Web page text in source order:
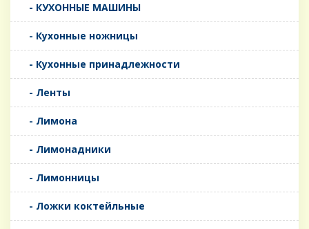
- КУХОННЫЕ МАШИНЫ
- Кухонные ножницы
- Кухонные принадлежности
- Ленты
- Лимона
- Лимонадники
- Лимонницы
- Ложки коктейльные